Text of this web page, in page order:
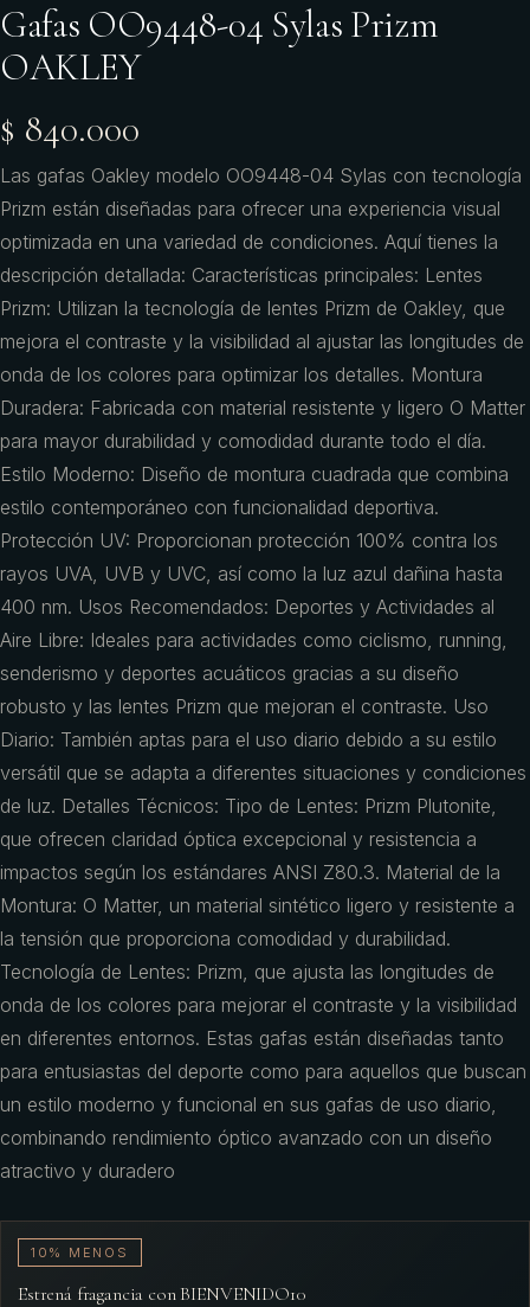
Gafas OO9448-04 Sylas Prizm
OAKLEY
$ 840.000
Las gafas Oakley modelo OO9448-04 Sylas con tecnología
Prizm están diseñadas para ofrecer una experiencia visual
optimizada en una variedad de condiciones. Aquí tienes la
descripción detallada: Características principales: Lentes
Prizm: Utilizan la tecnología de lentes Prizm de Oakley, que
mejora el contraste y la visibilidad al ajustar las longitudes de
onda de los colores para optimizar los detalles. Montura
Duradera: Fabricada con material resistente y ligero O Matter
para mayor durabilidad y comodidad durante todo el día.
Estilo Moderno: Diseño de montura cuadrada que combina
estilo contemporáneo con funcionalidad deportiva.
Protección UV: Proporcionan protección 100% contra los
rayos UVA, UVB y UVC, así como la luz azul dañina hasta
400 nm. Usos Recomendados: Deportes y Actividades al
Aire Libre: Ideales para actividades como ciclismo, running,
senderismo y deportes acuáticos gracias a su diseño
robusto y las lentes Prizm que mejoran el contraste. Uso
Diario: También aptas para el uso diario debido a su estilo
versátil que se adapta a diferentes situaciones y condiciones
de luz. Detalles Técnicos: Tipo de Lentes: Prizm Plutonite,
que ofrecen claridad óptica excepcional y resistencia a
impactos según los estándares ANSI Z80.3. Material de la
Montura: O Matter, un material sintético ligero y resistente a
la tensión que proporciona comodidad y durabilidad.
Tecnología de Lentes: Prizm, que ajusta las longitudes de
onda de los colores para mejorar el contraste y la visibilidad
en diferentes entornos. Estas gafas están diseñadas tanto
para entusiastas del deporte como para aquellos que buscan
un estilo moderno y funcional en sus gafas de uso diario,
combinando rendimiento óptico avanzado con un diseño
atractivo y duradero
10% MENOS
Estrená fragancia con BIENVENIDO10